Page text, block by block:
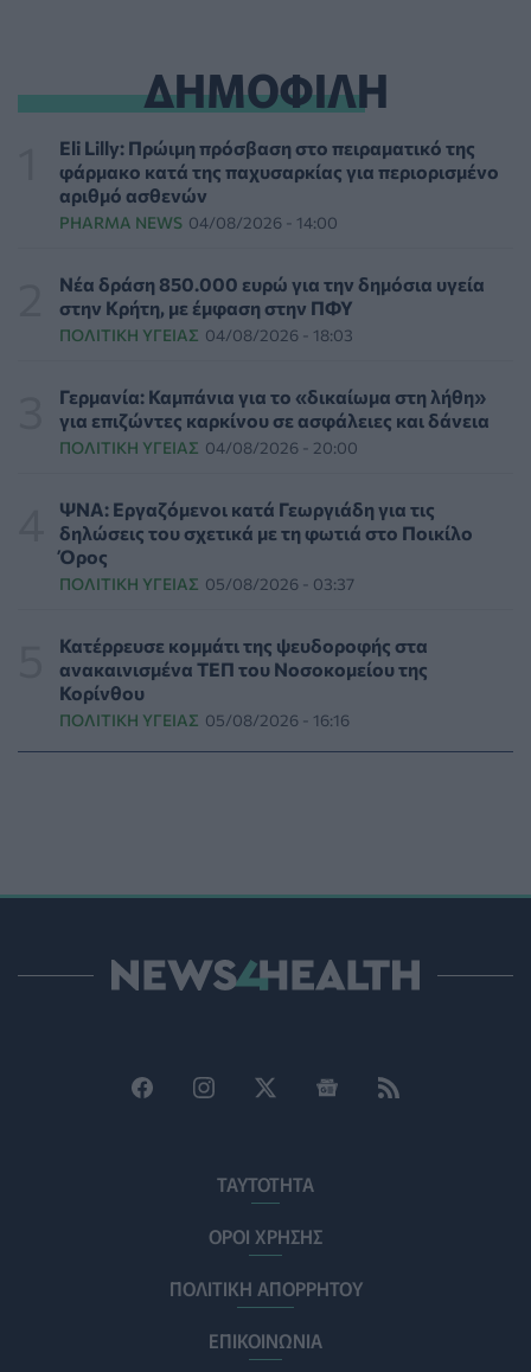
Πέντε συμβουλές για καυτό αλλά και ασφαλές σεξ το
καλοκαίρι
ΥΓΕΊΑ 06/08/2026 - 22:01
ΕΟΔΥ: Σε ύφεση κορονοϊός, γρίπη και RSV με μόλις
ΥΓΕΊΑ 06/08/2026 - 21:22
Πανευρωπαϊκή έρευνα: Το 64% των Ελλήνων
κατοικιδίου του
06/08/2026 - 20:49
στο Τσαντ
ΕΠΙΚΑΙΡΌΤΗΤΑ 06/08/2026 - 20:22
Πρωτοποριακή ενδομήτρια επέμβαση σε νοσοκομείο
ΥΓΕΊΑ 06/08/2026 - 19:17
ΗΠΑ: Επιτροπή της Γερουσίας προτείνει άσκηση
διώξεων σε βάρος του Άντονι Φάουτσι
ΕΠΙΚΑΙΡΌΤΗΤΑ 06/08/2026 - 18:38
ΥΓΕΊΑ 06/08/2026 - 17:01
ΠΟΛΙΤΙΚΉ ΥΓΕΊΑΣ 06/08/2026 - 16:34
της ευλογιάς των προβάτων
06/08/2026 - 16:16
επιπλέον χρόνια χωρίς άνοια
ΔΗΜΟΦΙΛΗ
Eli Lilly: Πρώιμη πρόσβαση στο πειραματικό της
φάρμακο κατά της παχυσαρκίας για περιορισμένο
αριθμό ασθενών
PHARMA NEWS 04/08/2026 - 14:00
Νέα δράση 850.000 ευρώ για την δημόσια υγεία
στην Κρήτη, με έμφαση στην ΠΦΥ
ΠΟΛΙΤΙΚΉ ΥΓΕΊΑΣ 04/08/2026 - 18:03
Γερμανία: Καμπάνια για το «δικαίωμα στη λήθη»
για επιζώντες καρκίνου σε ασφάλειες και δάνεια
ΠΟΛΙΤΙΚΉ ΥΓΕΊΑΣ 04/08/2026 - 20:00
ΨΝΑ: Εργαζόμενοι κατά Γεωργιάδη για τις
δηλώσεις του σχετικά με τη φωτιά στο Ποικίλο
Όρος
ΠΟΛΙΤΙΚΉ ΥΓΕΊΑΣ 05/08/2026 - 03:37
Κατέρρευσε κομμάτι της ψευδοροφής στα
ανακαινισμένα ΤΕΠ του Νοσοκομείου της
Κορίνθου
ΠΟΛΙΤΙΚΉ ΥΓΕΊΑΣ 05/08/2026 - 16:16
ΤΑΥΤΟΤΗΤΑ
ΟΡΟΙ ΧΡΗΣΗΣ
ΠΟΛΙΤΙΚΗ ΑΠΟΡΡΗΤΟΥ
ΕΠΙΚΟΙΝΩΝΙΑ